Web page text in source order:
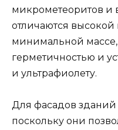
микрометеоритов и
отличаются
минимальной массе,
герметичностью и
и ультрафиолету.
Для фасадов зданий
поскольку они